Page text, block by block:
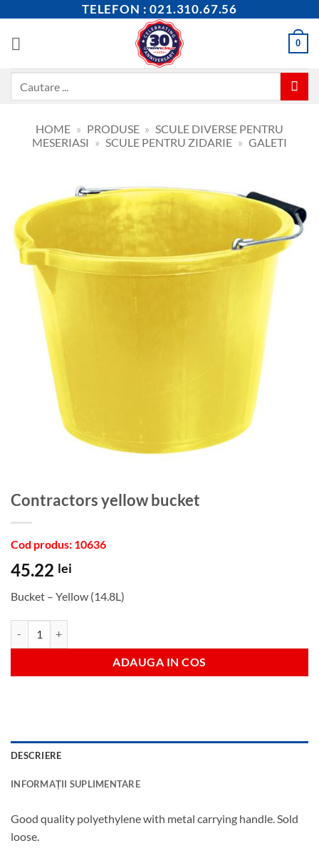
content
TELEFON : 021.310.67.56
0
HOME » PRODUSE » SCULE DIVERSE PENTRU
MESERIASI » SCULE PENTRU ZIDARIE » GALETI
contractors yellow bucket
Cod produs: 10636
45.22 lei
Bucket – Yellow (14.8L)
ADAUGA IN COS
DESCRIERE
INFORMAȚII SUPLIMENTARE
Good quality polyethylene with metal carrying handle. Sold
loose.